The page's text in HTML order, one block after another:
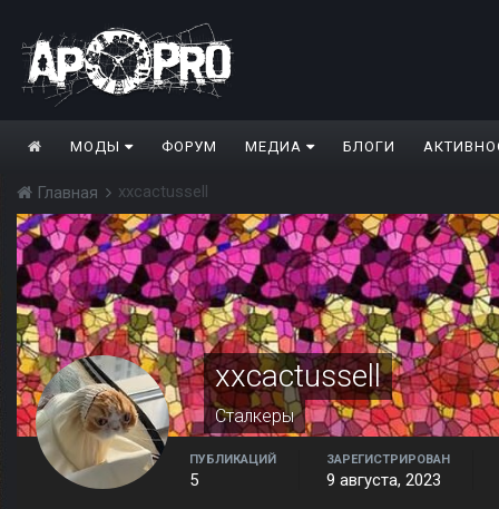
МОДЫ ФОРУМ МЕДИА БЛОГИ
Главная xxcactussell
xxcactussell
Сталкеры
ПУБЛИКАЦИЙ
5
ЗАРЕГИСТРИРОВАН
9 августа, 2023